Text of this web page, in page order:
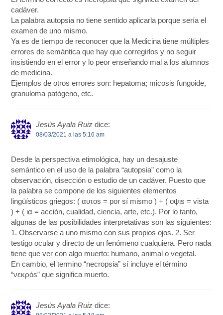
cadáver.
La palabra autopsia no tiene sentido aplicarla porque sería el
examen de uno mismo.
Ya es de tiempo de reconocer que la Medicina tiene múltiples
errores de semántica que hay que corregirlos y no seguir
insistiendo en el error y lo peor enseñando mal a los alumnos
de medicina.
Ejemplos de otros errores son: hepatoma; micosis fungoide,
granuloma patógeno, etc.
Jesús Ayala Ruiz dice:
08/03/2021 a las 5:16 am
Desde la perspectiva etimológica, hay un desajuste
semántico en el uso de la palabra “autopsia” como la
observación, disección o estudio de un cadáver. Puesto que
la palabra se compone de los siguientes elementos
lingüísticos griegos: ( αυτοs = por sí mismo ) + ( οψιs = vista
) + ( ια = acción, cualidad, ciencia, arte, etc.). Por lo tanto,
algunas de las posibilidades interpretativas son las siguientes:
1. Observarse a uno mismo con sus propios ojos. 2. Ser
testigo ocular y directo de un fenómeno cualquiera. Pero nada
tiene que ver con algo muerto: humano, animal o vegetal.
En cambio, el termino “necropsia” sí incluye el término
“νεκρós” que significa muerto.
Jesús Ayala Ruiz dice: